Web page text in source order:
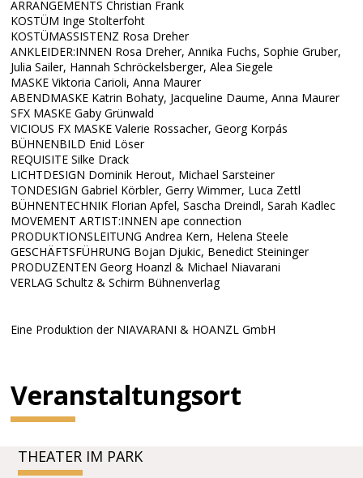
ARRANGEMENTS Christian Frank
KOSTÜM Inge Stolterfoht
KOSTÜMASSISTENZ Rosa Dreher
ANKLEIDER:INNEN Rosa Dreher, Annika Fuchs, Sophie Gruber,
Julia Sailer, Hannah Schröckelsberger, Alea Siegele
MASKE Viktoria Carioli, Anna Maurer
ABENDMASKE Katrin Bohaty, Jacqueline Daume, Anna Maurer
SFX MASKE Gaby Grünwald
VICIOUS FX MASKE Valerie Rossacher, Georg Korpás
BÜHNENBILD Enid Löser
REQUISITE Silke Drack
LICHTDESIGN Dominik Herout, Michael Sarsteiner
TONDESIGN Gabriel Körbler, Gerry Wimmer, Luca Zettl
BÜHNENTECHNIK Florian Apfel, Sascha Dreindl, Sarah Kadlec
MOVEMENT ARTIST:INNEN ape connection
PRODUKTIONSLEITUNG Andrea Kern, Helena Steele
GESCHÄFTSFÜHRUNG Bojan Djukic, Benedict Steininger
PRODUZENTEN Georg Hoanzl & Michael Niavarani
VERLAG Schultz & Schirm Bühnenverlag
Eine Produktion der NIAVARANI & HOANZL GmbH
Veranstaltungsort
THEATER IM PARK